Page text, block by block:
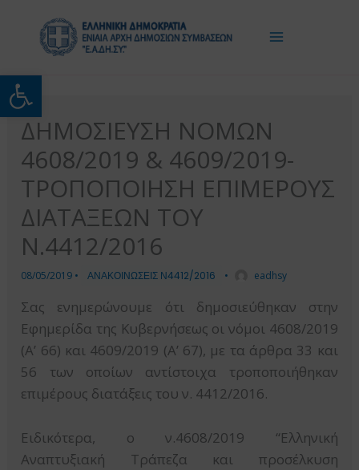
Ανοίξτε τη γραμμή
περιεχόμενο
ΔΗΜΟΣΙΕΥΣΗ ΝΟΜΩΝ
4608/2019 & 4609/2019-
ΤΡΟΠΟΠΟΙΗΣΗ ΕΠΙΜΕΡΟΥΣ
ΔΙΑΤΑΞΕΩΝ ΤΟΥ
Ν.4412/2016
08/05/2019 • ΑΝΑΚΟΙΝΩΣΕΙΣ Ν4412/2016 • eadhsy
Σας ενημερώνουμε ότι δημοσιεύθηκαν στην
Εφημερίδα της Κυβερνήσεως οι νόμοι 4608/2019
(Α’ 66) και 4609/2019 (Α’ 67), με τα άρθρα 33 και
56 των οποίων αντίστοιχα τροποποιήθηκαν
επιμέρους διατάξεις του ν. 4412/2016.
Ειδικότερα, ο ν.4608/2019 “Ελληνική
Αναπτυξιακή Τράπεζα και προσέλκυση